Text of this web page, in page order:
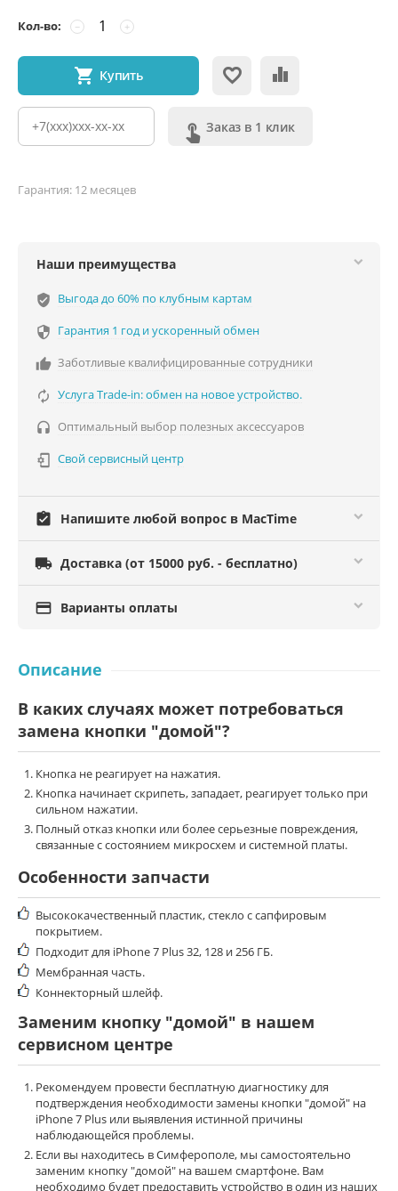
Кол-во: +
−
Купить
Заказ в 1 клик
Гарантия: 12 месяцев
Наши преимущества
verified_user Выгода до 60% по клубным картам
 Гарантия 1 год и ускоренный обмен
 Заботливые квалифицированные сотрудники
 Услуга Trade-in: обмен на новое устройство.
 Оптимальный выбор полезных аксессуаров
 Свой сервисный центр
assignment_turned_in Напишите любой вопрос в MacTime
 Доставка (от 15000 руб. - бесплатно)
 Варианты оплаты
Описание
В каких случаях может потребоваться
замена кнопки "домой"?
Кнопка не реагирует на нажатия.
Кнопка начинает скрипеть, западает, реагирует только при
сильном нажатии.
Полный отказ кнопки или более серьезные повреждения,
связанные с состоянием микросхем и системной платы.
Особенности запчасти
Высококачественный пластик, стекло с сапфировым
покрытием.
Подходит для iPhone 7 Plus 32, 128 и 256 ГБ.
Мембранная часть.
Коннекторный шлейф.
Заменим кнопку "домой" в нашем
сервисном центре
Рекомендуем провести бесплатную диагностику для
подтверждения необходимости замены кнопки "домой" на
iPhone 7 Plus или выявления истинной причины
наблюдающейся проблемы.
Если вы находитесь в Симферополе, мы самостоятельно
заменим кнопку "домой" на вашем смартфоне. Вам
необходимо будет предоставить устройство в один из наших